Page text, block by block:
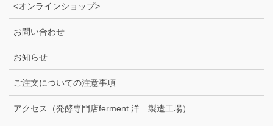
<オンラインショップ>
お問い合わせ
お知らせ
ご注文についての注意事項
アクセス（発酵専門店ferment.洋 製造工場）